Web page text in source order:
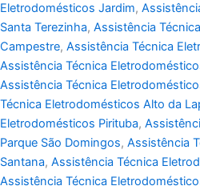
Eletrodomésticos Jardim,
Santa Terezinha, Assistência
Campestre, Assistência Técnica
Assistência Técnica
Assistência Técnica
Técnica Eletrodomésticos Alto da
Eletrodomésticos Pirituba,
Parque São Domingos, Assistência
Santana, Assistência Técnica
Assistência Técnica